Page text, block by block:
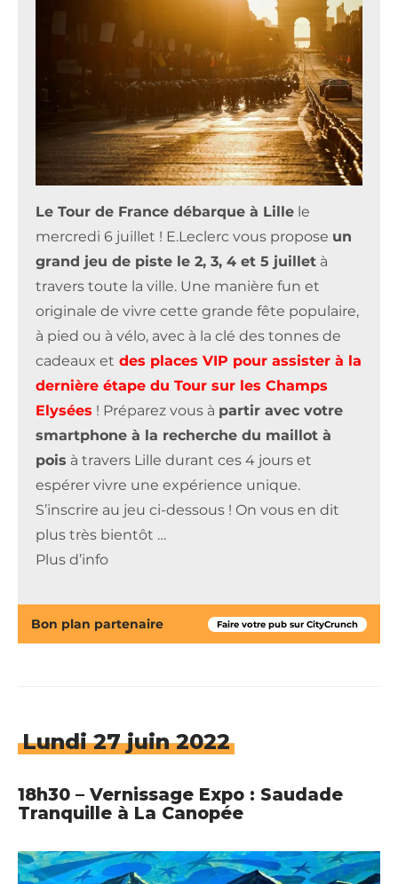
Le Tour de France débarque à Lille le
mercredi 6 juillet ! E.Leclerc vous propose un
grand jeu de piste le 2, 3, 4 et 5 juillet à
travers toute la ville. Une manière fun et
originale de vivre cette grande fête populaire,
à pied ou à vélo, avec à la clé des tonnes de
cadeaux et des places VIP pour assister à la
dernière étape du Tour sur les Champs
Elysées ! Préparez vous à partir avec votre
smartphone à la recherche du maillot à
pois à travers Lille durant ces 4 jours et
espérer vivre une expérience unique.
S’inscrire au jeu ci-dessous ! On vous en dit
plus très bientôt …
Plus d’info
Bon plan partenaire Faire votre pub sur CityCrunch
Lundi 27 juin 2022
18h30 – Vernissage Expo : Saudade
Tranquille à La Canopée